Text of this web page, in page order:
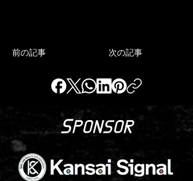
前の記事 次の記事
SPONSOR